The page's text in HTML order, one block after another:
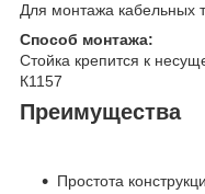
Для монтажа кабельных
Способ монтажа:
Стойка крепится к
К1157
Преимущества
Простота